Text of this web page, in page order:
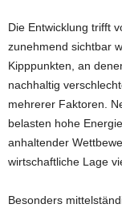
Die Entwicklung trifft
zunehmend sichtbar
Kipppunkten, an
nachhaltig
mehrerer Faktoren.
belasten hohe
anhaltender
wirtschaftliche Lage
Besonders